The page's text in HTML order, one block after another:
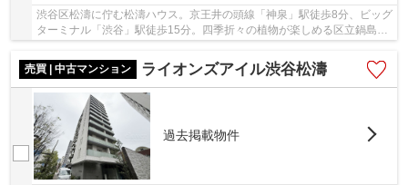
渋谷区松濤に佇む松濤ハウス。京王井の頭線「神泉」駅徒歩8分、ビッグ
ターミナル「渋谷」駅徒歩15分。四季折々の植物が楽しめる区立鍋島松
売買 | 中古マンション
ライオンズアイル渋谷松濤
過去掲載物件